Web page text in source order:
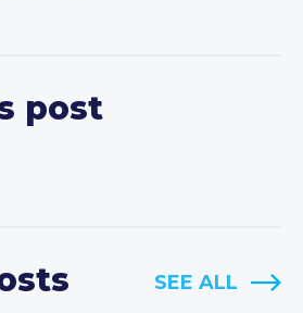
post
SEE ALL